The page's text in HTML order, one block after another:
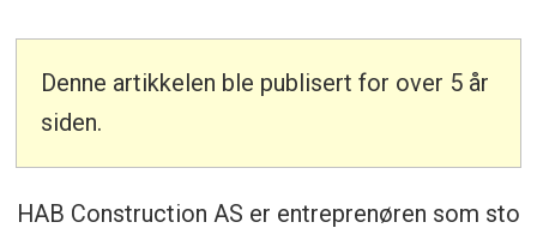
Denne artikkelen ble publisert for over 5 år
siden.
HAB Construction AS er entreprenøren som sto